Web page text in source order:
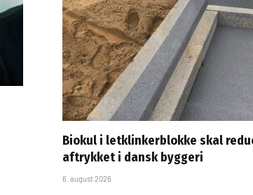
Biokul i letklinkerblokke skal
aftrykket i dansk byggeri
6. august 2026